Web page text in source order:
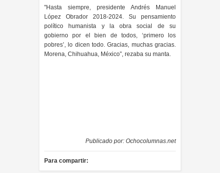
"Hasta siempre, presidente Andrés Manuel
López Obrador 2018-2024. Su pensamiento
político humanista y la obra social de su
gobierno por el bien de todos, ‘primero los
pobres’, lo dicen todo. Gracias, muchas gracias.
Morena, Chihuahua, México”, rezaba su manta.
Publicado por: Ochocolumnas.net
Para compartir: